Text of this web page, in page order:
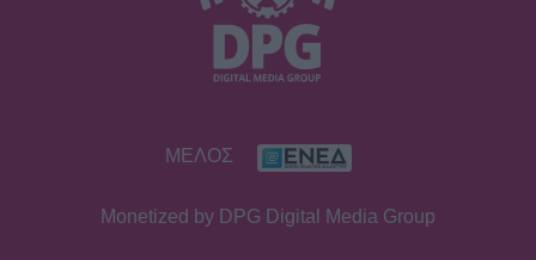
ΜΕΛΟΣ
Monetized by DPG Digital Media Group